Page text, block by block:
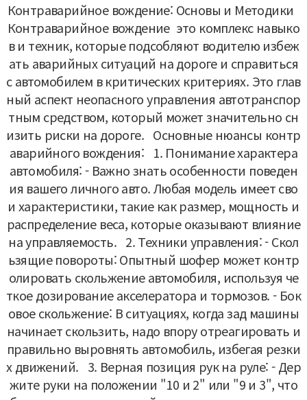
Контраварийное вождение: Основы и Методики
Контраварийное вождение это комплекс навыко
в и техник, которые подсобляют водителю избеж
ать аварийных ситуаций на дороге и справиться
с автомобилем в критических критериях. Это глав
ный аспект неопасного управления автотранспор
тным средством, который может значительно сн
изить риски на дороге. Основные нюансы контр
аварийного вождения: 1. Понимание характера
автомобиля:- Важно знать особенности поведен
ия вашего личного авто. Любая модель имеет сво
и характеристики, такие как размер, мощность и
распределение веса, которые оказывают влияние
на управляемость. 2. Техники управления:- Скол
ьзящие повороты: Опытный шофер может контр
олировать скольжение автомобиля, используя че
ткое дозирование акселератора и тормозов.- Бок
овое скольжение: В ситуациях, когда зад машины
начинает скользить, надо впору отреагировать и
правильно выровнять автомобиль, избегая резки
х движений. 3. Верная позиция рук на руле:- Дер
жите руки на положении "10 и 2" или "9 и 3", что